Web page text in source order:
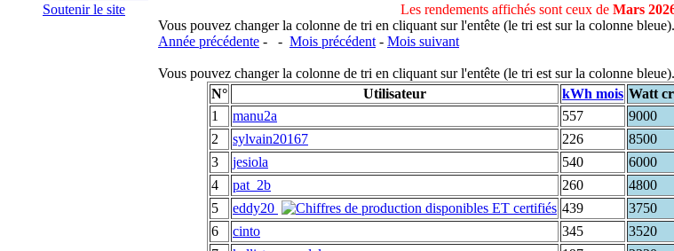
Soutenir le site
Les rendements affichés sont ceux de Mars
Vous pouvez changer la colonne de tri en cliquant sur l'entête (le tri est sur la colonne bleue).
Année précédente - - Mois précédent - Mois suivant
Vous pouvez changer la colonne de tri en cliquant sur l'entête (le tri est sur la colonne bleue).
N°
Utilisateur kWh mois Watt
1
manu2a 557 9000
2
sylvain20167 226 8500
3
jesiola 540 6000
4
pat_2b 260 4800
5
eddy20 439 3750
6
cinto 345 3520